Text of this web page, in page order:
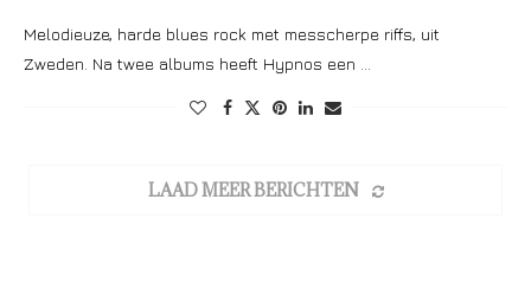
Melodieuze, harde blues rock met messcherpe riffs, uit
Zweden. Na twee albums heeft Hypnos een …
LAAD MEER BERICHTEN